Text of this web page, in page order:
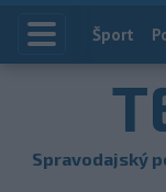
Index
Šport
Spravodajský